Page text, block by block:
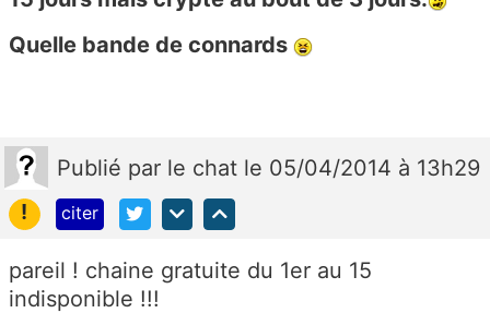
Quelle bande de connards
Publié par le chat le 05/04/2014 à 13h29
!
citer
pareil ! chaine gratuite du 1er au 15
indisponible !!!